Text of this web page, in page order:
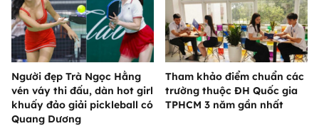
Người đẹp Trà Ngọc Hằng
vén váy thi đấu, dàn hot girl
khuấy đảo giải pickleball có
Quang Dương
Tham khảo điểm chuẩn các
trường thuộc ĐH Quốc gia
TPHCM 3 năm gần nhất